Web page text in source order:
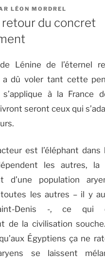
LÉON MORDREL
retour du concret
Lénine de l’éternel
a dû voler tant cette
s’applique à la France
seront ceux qui
est l’éléphant dans
les autres, la
d’une population
toutes les autres – il y
Denis -, ce qui
de la civilisation
Égyptiens ça ne
se laissent